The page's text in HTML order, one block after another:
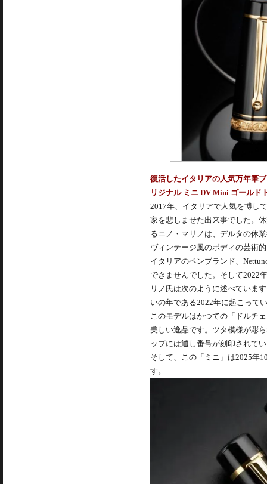
復活したイタリアの人気万年筆
リジナル ミニ DV Mini ゴールド
2017年、イタリアで人気を博し
家を悲しませた出来事でした。
るニノ・マリノは、デルタの休
ヴィンテージ風のボディの芸術
イタリアのペンブランド、
できませんでした。そして2022
リノ氏は次のように述べていま
いの年である2022年に起こって
このモデルはかつての「ドルチ
美しい逸品です。ツタ模様が彫
ップには通し番号が刻印されて
そして、この「ミニ」は2025年
す。